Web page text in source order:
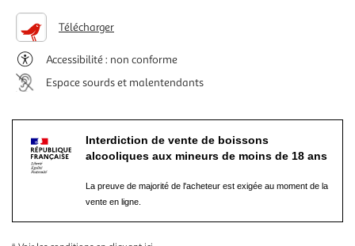
Télécharger
Accessibilité : non conforme
Espace sourds et malentendants
Interdiction de vente de boissons
alcooliques aux mineurs de moins de 18 ans
La preuve de majorité de l'acheteur est exigée au moment de la
vente en ligne.